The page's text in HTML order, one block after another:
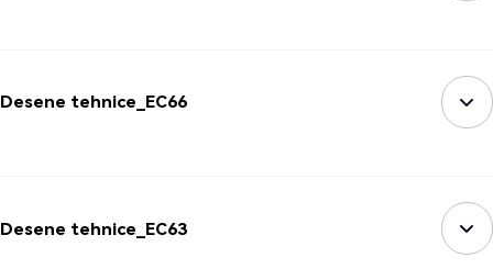
Desene tehnice_EC66
Desene tehnice_EC63